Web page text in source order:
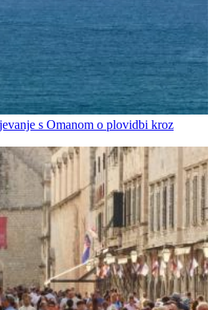
s Omanom o plovidbi kroz